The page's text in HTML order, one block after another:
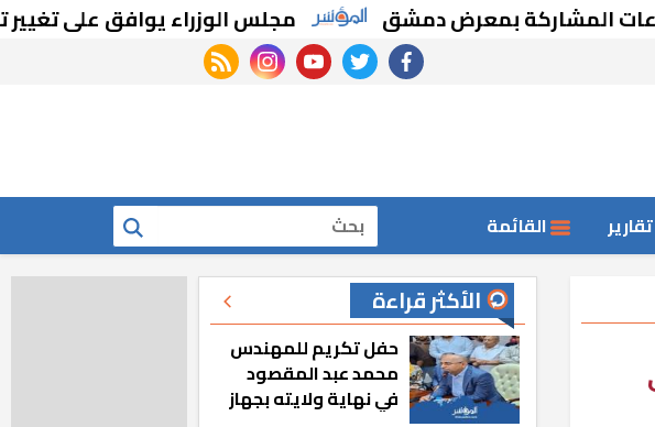
بمعرض دمشق مجلس الوزراء يوافق على تغيير
facebook
twitter
youtube
instagram
rss feed
تقارير القائمة بحث
الأكثر قراءة
حفل تكريم للمهندس
محمد عبد المقصود
في نهاية ولايته بجهاز